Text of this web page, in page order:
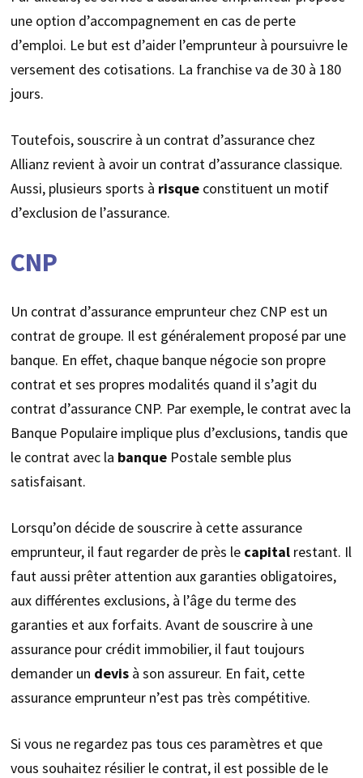
une option d’accompagnement en cas de perte
d’emploi. Le but est d’aider l’emprunteur à poursuivre le
versement des cotisations. La franchise va de 30 à 180
jours.
Toutefois, souscrire à un contrat d’assurance chez
Allianz revient à avoir un contrat d’assurance classique.
Aussi, plusieurs sports à risque constituent un motif
d’exclusion de l’assurance.
CNP
Un contrat d’assurance emprunteur chez CNP est un
contrat de groupe. Il est généralement proposé par une
banque. En effet, chaque banque négocie son propre
contrat et ses propres modalités quand il s’agit du
contrat d’assurance CNP. Par exemple, le contrat avec la
Banque Populaire implique plus d’exclusions, tandis que
le contrat avec la banque Postale semble plus
satisfaisant.
Lorsqu’on décide de souscrire à cette assurance
emprunteur, il faut regarder de près le capital restant. Il
faut aussi prêter attention aux garanties obligatoires,
aux différentes exclusions, à l’âge du terme des
garanties et aux forfaits. Avant de souscrire à une
assurance pour crédit immobilier, il faut toujours
demander un devis à son assureur. En fait, cette
assurance emprunteur n’est pas très compétitive.
Si vous ne regardez pas tous ces paramètres et que
vous souhaitez résilier le contrat, il est possible de le